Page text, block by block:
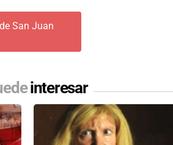
San Juan
interesar